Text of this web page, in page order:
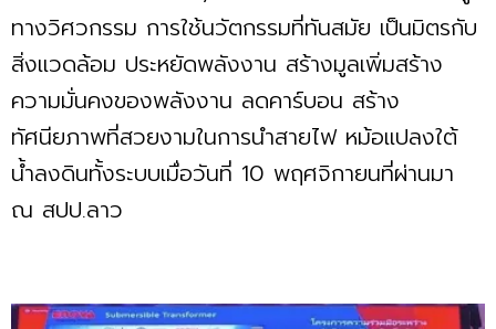
ทางวิศวกรรม การใช้นวัตกรรมที่ทันสมัย เป็นมิตรกับ
สิ่งแวดล้อม ประหยัดพลังงาน สร้างมูลเพิ่มสร้าง
ความมั่นคงของพลังงาน ลดคาร์บอน สร้าง
ทัศนียภาพที่สวยงามในการนำสายไฟ หม้อแปลงใต้
น้ำลงดินทั้งระบบเมื่อวันที่ 10 พฤศจิกายนที่ผ่านมา
ณ สปป.ลาว